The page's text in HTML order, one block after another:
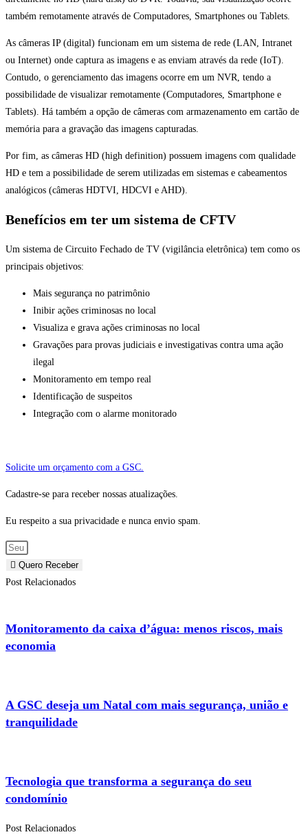
também remotamente através de Computadores, Smartphones ou Tablets.
As câmeras IP (digital) funcionam em um sistema de rede (LAN, Intranet
ou Internet) onde captura as imagens e as enviam através da rede (IoT).
Contudo, o gerenciamento das imagens ocorre em um NVR, tendo a
possibilidade de visualizar remotamente (Computadores, Smartphone e
Tablets). Há também a opção de câmeras com armazenamento em cartão de
memória para a gravação das imagens capturadas.
Por fim, as câmeras HD (high definition) possuem imagens com qualidade
HD e tem a possibilidade de serem utilizadas em sistemas e cabeamentos
analógicos (câmeras HDTVI, HDCVI e AHD).
Benefícios em ter um sistema de CFTV
Um sistema de Circuito Fechado de TV (vigilância eletrônica) tem como os
principais objetivos:
Mais segurança no patrimônio
Inibir ações criminosas no local
Visualiza e grava ações criminosas no local
Gravações para provas judiciais e investigativas contra uma ação
ilegal
Monitoramento em tempo real
Identificação de suspeitos
Integração com o alarme monitorado
Solicite um orçamento com a GSC.
Cadastre-se para receber nossas atualizações.
Eu respeito a sua privacidade e nunca envio spam.
Quero Receber
Post Relacionados
Monitoramento da caixa d’água: menos riscos, mais
economia
A GSC deseja um Natal com mais segurança, união e
tranquilidade
Tecnologia que transforma a segurança do seu
condomínio
Post Relacionados